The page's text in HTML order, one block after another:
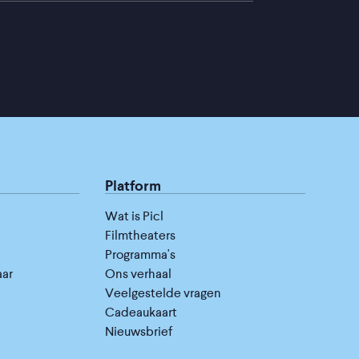
Platform
Wat is Picl
Filmtheaters
Programma's
Ons verhaal
Veelgestelde vragen
Cadeaukaart
Nieuwsbrief